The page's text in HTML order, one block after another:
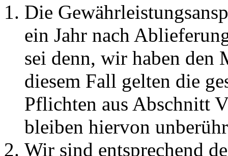
Die
ein Jahr nach
sei denn, wir haben den
diesem Fall gelten die
Pflichten aus Abschnitt
bleiben hiervon
Wir sind entsprechend